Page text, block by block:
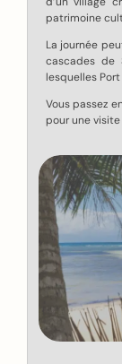
patrimoine
La journée
cascades de
lesquelles
Vous passez
pour une